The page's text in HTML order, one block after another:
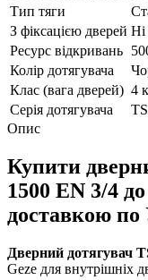
Тип тяги
З фіксацією дверей Ні
Ресурс відкривань
Колір дотягувача
Клас (вага дверей) 4
Серія дотягувача
Опис
Купити
1500 EN 3/4
доставкою по
Дверний дотягувач
Geze для внутрішніх